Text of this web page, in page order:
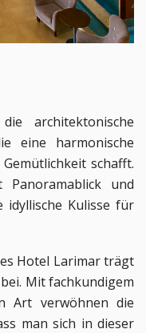
architektonische
eine harmonische
schafft.
Panoramablick und
idyllische Kulisse für
Hotel Larimar trägt
Mit fachkundigem
Art verwöhnen die
man sich in dieser